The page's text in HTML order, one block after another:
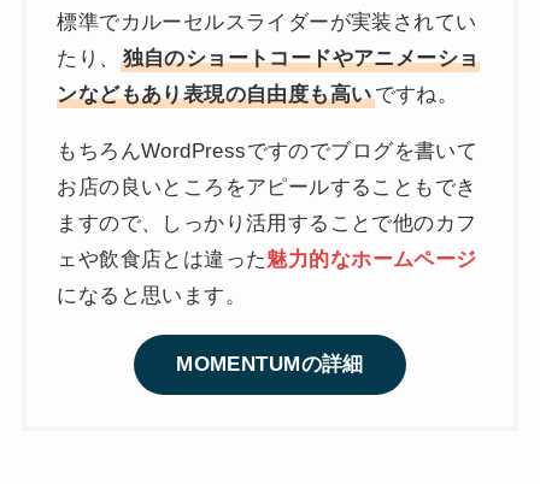
標準でカルーセルスライダーが実装されてい
たり、
独自のショートコードやアニメーショ
ンなどもあり表現の自由度も高いですね。
もちろんWordPressですのでブログを書いて
お店の良いところをアピールすることもでき
ますので、しっかり活用することで他のカフ
ェや飲食店とは違った魅力的なホームページ
になると思います。
MOMENTUMの詳細